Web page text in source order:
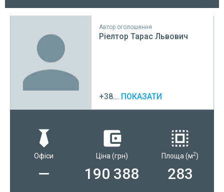
Автор оголошення
Ріелтор Тарас Львович
+38... ПОКАЗАТИ
Офіси
—
Ціна (грн)
190 388
Площа (м2)
283